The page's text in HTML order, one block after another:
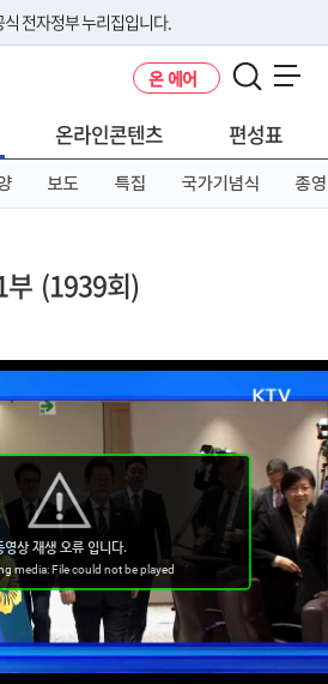
전자정부 누리집입니다.
도메인 주소를 사용하고 있다면 아래 URL에
세요
온 에어
온라인콘텐츠 편성표
보도 특집 국가기념식 종영
부 (1939회)